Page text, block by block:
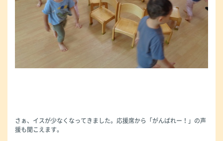
さぁ、イスが少なくなってきました。応援席から「がんばれー！」の声
援も聞こえます。